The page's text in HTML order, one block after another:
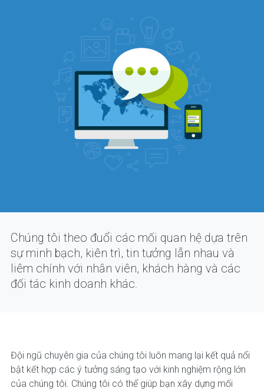
Chúng tôi theo đuổi các mối quan hệ dựa trên
sự minh bạch, kiên trì, tin tưởng lẫn nhau và
liêm chính với nhân viên, khách hàng và các
đối tác kinh doanh khác.
Đội ngũ chuyên gia của chúng tôi luôn mang lại kết quả nổi
bật kết hợp các ý tưởng sáng tạo với kinh nghiệm rộng lớn
của chúng tôi. Chúng tôi có thể giúp bạn xây dựng mối